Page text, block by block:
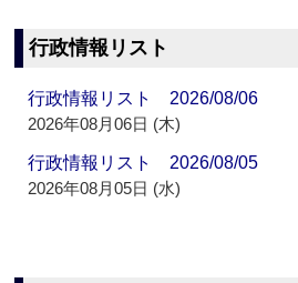
行政情報リスト
行政情報リスト 2026/08/06
2026年08月06日 (木)
行政情報リスト 2026/08/05
2026年08月05日 (水)